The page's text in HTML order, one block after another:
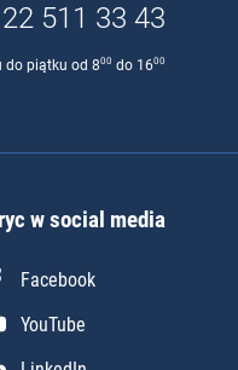
511 33 43
do piątku od 800 do 1600
w social media
Facebook
YouTube